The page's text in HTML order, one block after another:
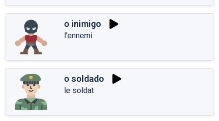
o inimigo
l'ennemi
o soldado
le soldat